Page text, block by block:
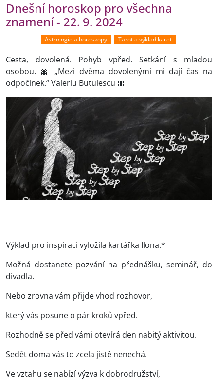
Dnešní horoskop pro všechna
znamení - 22. 9. 2024
Astrologie a horoskopy Tarot a výklad karet
Cesta, dovolená. Pohyb vpřed. Setkání s mladou
osobou. 🎀 „Mezi dvěma dovolenými mi dají čas na
odpočinek.“ Valeriu Butulescu 🎀
Výklad pro inspiraci vyložila kartářka Ilona.*
Možná dostanete pozvání na přednášku, seminář, do
divadla.
Nebo zrovna vám přijde vhod rozhovor,
který vás posune o pár kroků vpřed.
Rozhodně se před vámi otevírá den nabitý aktivitou.
Sedět doma vás to zcela jistě nenechá.
Ve vztahu se nabízí výzva k dobrodružství,